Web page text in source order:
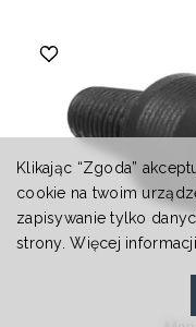
Klikając “Zgoda”
cookie na twoim
zapisywanie tylko
strony. Więcej